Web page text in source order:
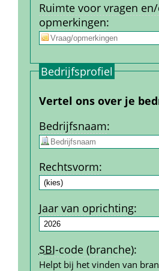
Ruimte voor vragen
opmerkingen:
Bedrijfs­profiel
Vertel ons over je
Bedrijfs­naam:
Rechtsvorm:
Jaar van oprichting:
SBI-code (branche):
Helpt bij het vinden van